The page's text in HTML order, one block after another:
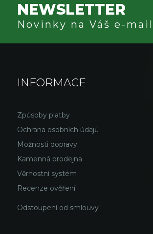
NEWSLETTER
Novinky na Váš e-
INFORMACE
Způsoby platby
Ochrana osobních údajů
Možnosti dopravy
Kamenná prodejna
Věrnostní systém
Recenze ověření
Odstoupení od smlouvy